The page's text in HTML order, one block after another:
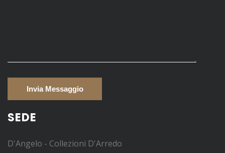
SEDE
D'Angelo - Collezioni D'Arredo